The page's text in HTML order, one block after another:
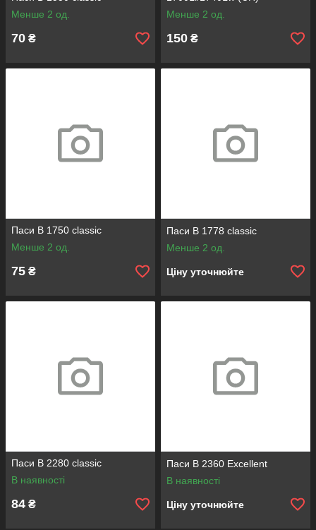
Менше 2 од.
70 ₴
Менше 2 од.
150 ₴
Паси B 1750 classic
Менше 2 од.
75 ₴
Паси B 1778 classic
Менше 2 од.
Ціну уточнюйте
Паси B 2280 classic
В наявності
84 ₴
Паси B 2360 Excellent
В наявності
Ціну уточнюйте